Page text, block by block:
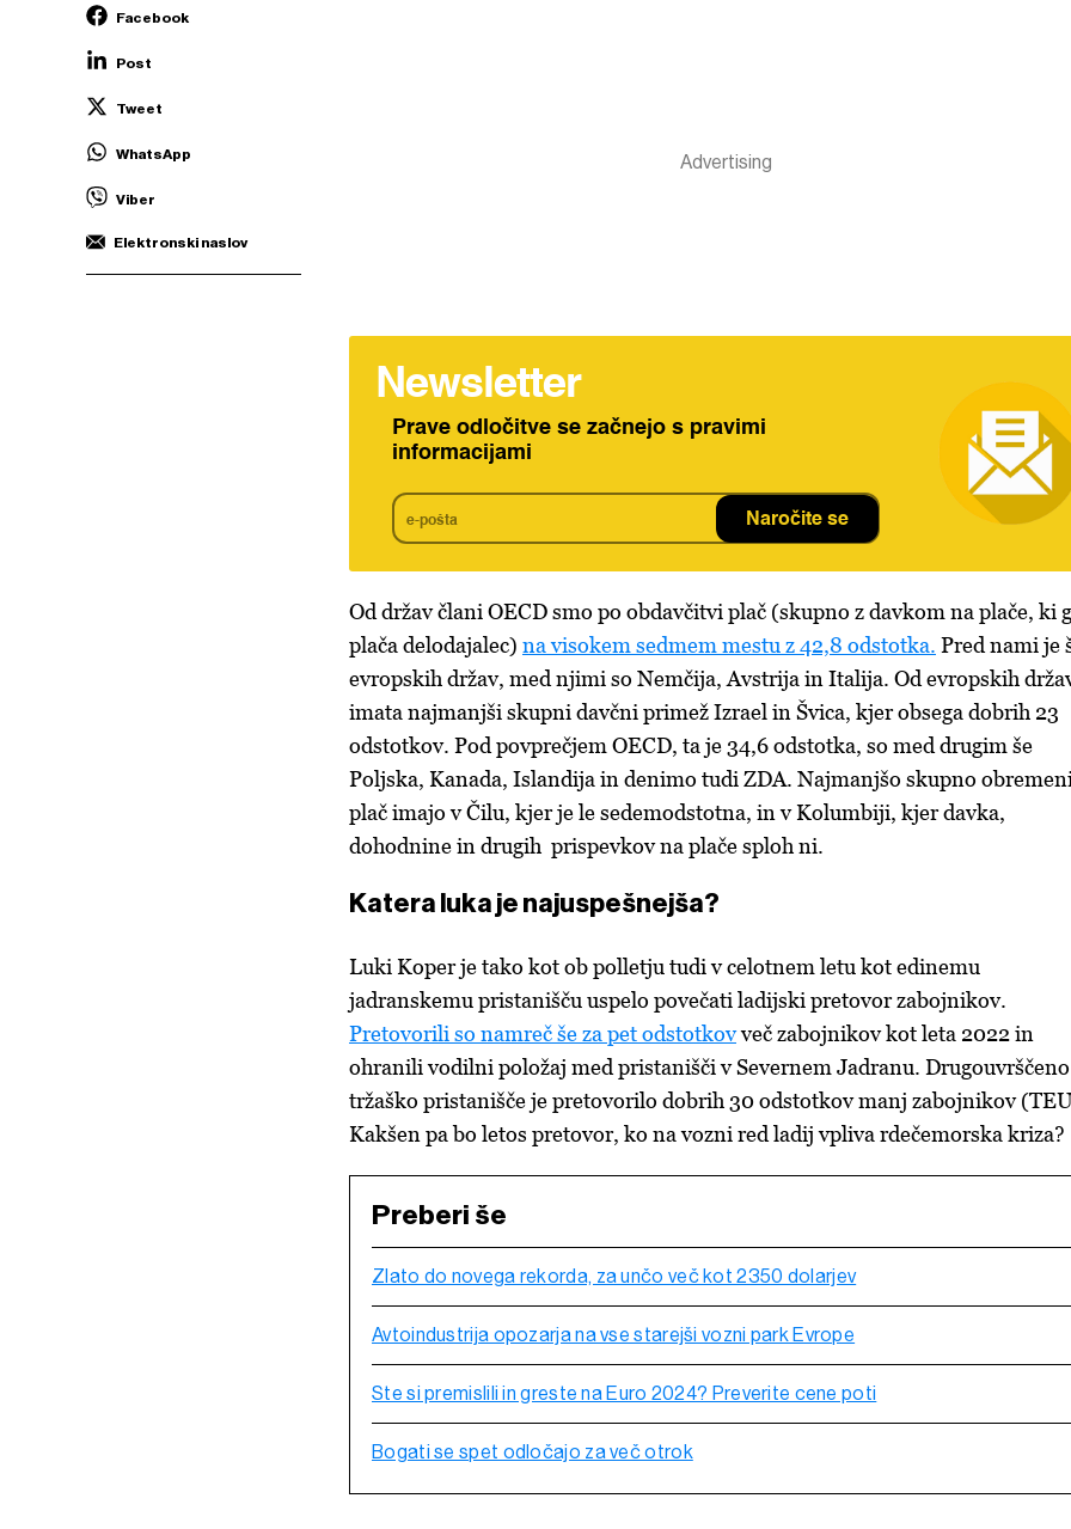
Facebook
Post
Tweet
WhatsApp
Viber
Elektronski naslov
Newsletter
Prave odločitve se začnejo s pravimi
informacijami
Naročite se
Od držav člani OECD smo po obdavčitvi plač (skupno z davkom na plače, ki
plača delodajalec) na visokem sedmem mestu z 42,8 odstotka. Pred nami je
evropskih držav, med njimi so Nemčija, Avstrija in Italija. Od evropskih
imata najmanjši skupni davčni primež Izrael in Švica, kjer obsega dobrih 23
odstotkov. Pod povprečjem OECD, ta je 34,6 odstotka, so med drugim še
Poljska, Kanada, Islandija in denimo tudi ZDA. Najmanjšo skupno
plač imajo v Čilu, kjer je le sedemodstotna, in v Kolumbiji, kjer davka,
dohodnine in drugih prispevkov na plače sploh ni.
Katera luka je najuspešnejša?
Luki Koper je tako kot ob polletju tudi v celotnem letu kot edinemu
jadranskemu pristanišču uspelo povečati ladijski pretovor zabojnikov.
Pretovorili so namreč še za pet odstotkovveč zabojnikov kot leta 2022 in
ohranili vodilni položaj med pristanišči v Severnem Jadranu. Drugouvrščeno
tržaško pristanišče je pretovorilo dobrih 30 odstotkov manj zabojnikov
Kakšen pa bo letos pretovor, ko na vozni red ladij vpliva rdečemorska kriza?
Preberi še
Zlato do novega rekorda, za unčo več kot 2350 dolarjev
Avtoindustrija opozarja na vse starejši vozni park Evrope
Ste si premislili in greste na Euro 2024? Preverite cene poti
Bogati se spet odločajo za več otrok